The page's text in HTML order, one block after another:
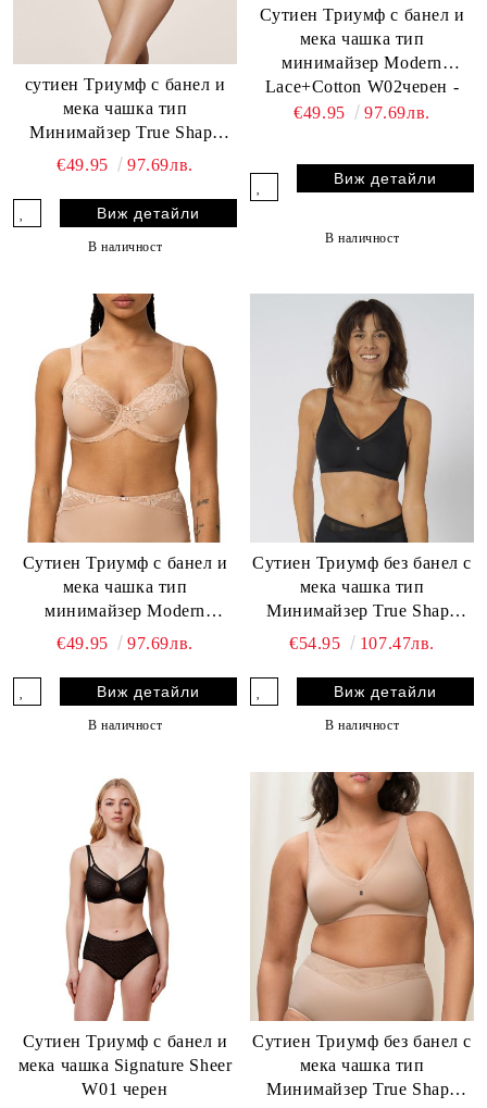
сутиен Триумф с банел и
мека чашка тип
Минимайзер True Shape
Sensation W бежов - Цвят
€49.95 97.69лв.
Виж детайли
В наличност
Сутиен Триумф с банел и
мека чашка тип
минимайзер Modern
Lace+Cotton W02черен -
Цвят Черен
€49.95 97.69лв.
Виж детайли
В наличност
Сутиен Триумф с банел и
мека чашка тип
минимайзер Modern
Lace+Cotton W02 бежов -
€49.95 97.69лв.
Виж детайли
В наличност
Сутиен Триумф без банел с
мека чашка тип
Минимайзер True Shape
Sensation N черен - Цвят
€54.95 107.47лв.
Виж детайли
В наличност
Сутиен Триумф с банел и
мека чашка Signature Sheer
W01 черен
Сутиен Триумф без банел с
мека чашка тип
Минимайзер True Shape